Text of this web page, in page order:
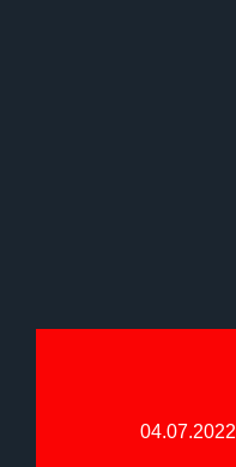
04.07.2022